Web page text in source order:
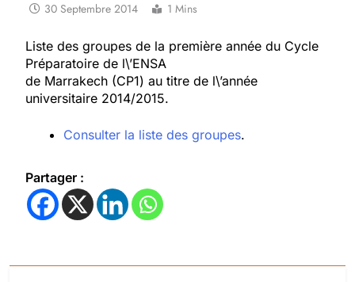
30 Septembre 2014 1 Mins
Liste des groupes de la première année du Cycle
Préparatoire de l\’ENSA
de Marrakech (CP1) au titre de l\’année
universitaire 2014/2015.
Consulter la liste des groupes.
Partager :